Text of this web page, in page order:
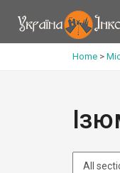
Home >